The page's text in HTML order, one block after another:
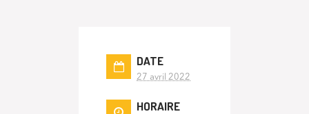
DATE
27 avril 2022
HORAIRE